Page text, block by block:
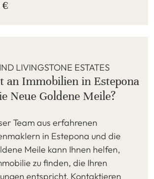
LIVINGSTONE ESTATES
an Immobilien in Estepona
Neue Goldene Meile?
Team aus erfahrenen
in Estepona und die
Meile kann Ihnen helfen,
zu finden, die Ihren
entspricht. Kontaktieren